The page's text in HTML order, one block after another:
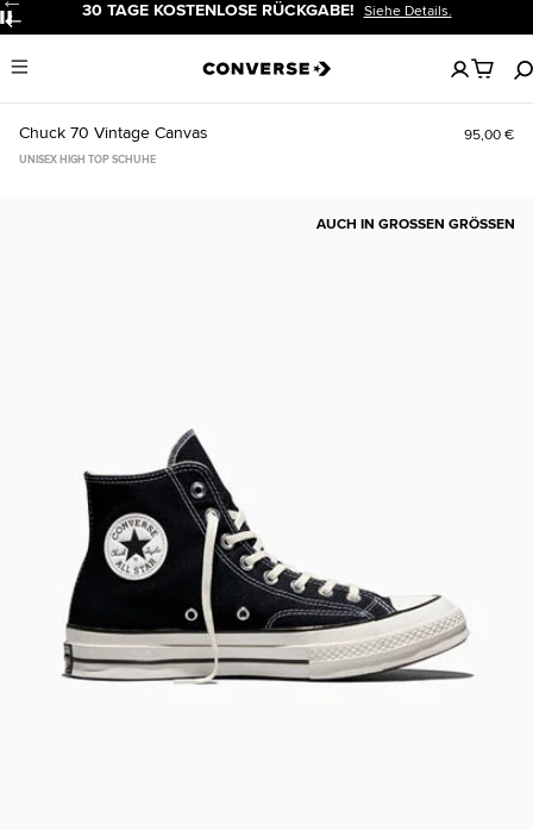
Pause 30 TAGE KOSTENLOSE RÜCKGABE! Siehe Details.
Menu
Keine
artikel
in
Chuck 70 Vintage Canvas 95,00 €
UNISEX HIGH TOP SCHUHE
AUCH IN GROSSEN GRÖSSEN